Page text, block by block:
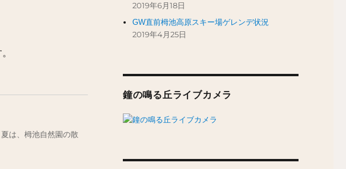
は、栂池自然園の散
2019年6月18日
GW直前栂池高原スキー場ゲレンデ状況
2019年4月25日
鐘の鳴る丘ライブカメラ